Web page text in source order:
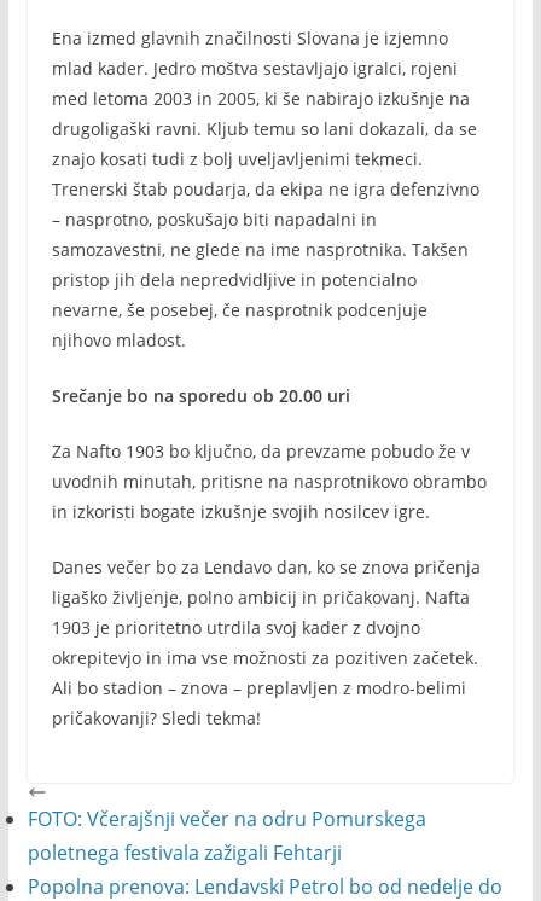
Ena izmed glavnih značilnosti Slovana je izjemno
mlad kader. Jedro moštva sestavljajo igralci, rojeni
med letoma 2003 in 2005, ki še nabirajo izkušnje na
drugoligaški ravni. Kljub temu so lani dokazali, da se
znajo kosati tudi z bolj uveljavljenimi tekmeci.
Trenerski štab poudarja, da ekipa ne igra defenzivno
– nasprotno, poskušajo biti napadalni in
samozavestni, ne glede na ime nasprotnika. Takšen
pristop jih dela nepredvidljive in potencialno
nevarne, še posebej, če nasprotnik podcenjuje
njihovo mladost.
Srečanje bo na sporedu ob 20.00 uri
Za Nafto 1903 bo ključno, da prevzame pobudo že v
uvodnih minutah, pritisne na nasprotnikovo obrambo
in izkoristi bogate izkušnje svojih nosilcev igre.
Danes večer bo za Lendavo dan, ko se znova pričenja
ligaško življenje, polno ambicij in pričakovanj. Nafta
1903 je prioritetno utrdila svoj kader z dvojno
okrepitevjo in ima vse možnosti za pozitiven začetek.
Ali bo stadion – znova – preplavljen z modro-belimi
pričakovanji? Sledi tekma!
FOTO: Včerajšnji večer na odru Pomurskega
poletnega festivala zažigali Fehtarji
Popolna prenova: Lendavski Petrol bo od nedelje do